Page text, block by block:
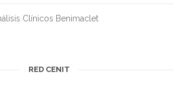
Clínicos Benimaclet
RED CENIT